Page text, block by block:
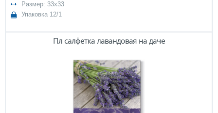
Размер: 33x33
Упаковка 12/1
Пл салфетка лавандовая на даче